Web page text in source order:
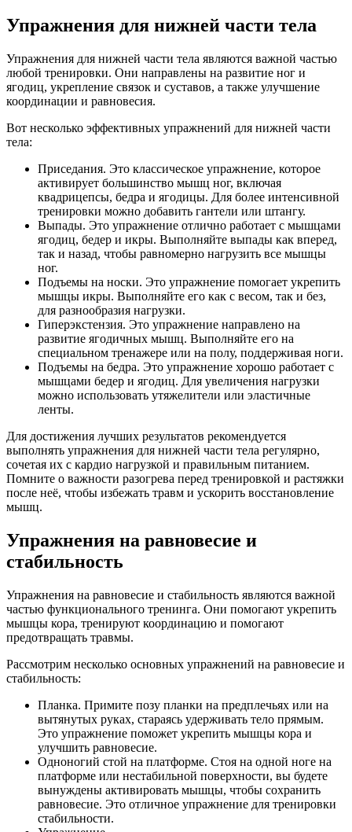
Упражнения для нижней части тела
Упражнения для нижней части тела являются важной частью
любой тренировки. Они направлены на развитие ног и
ягодиц, укрепление связок и суставов, а также улучшение
координации и равновесия.
Вот несколько эффективных упражнений для нижней части
тела:
Приседания. Это классическое упражнение, которое
активирует большинство мышц ног, включая
квадрицепсы, бедра и ягодицы. Для более интенсивной
тренировки можно добавить гантели или штангу.
Выпады. Это упражнение отлично работает с мышцами
ягодиц, бедер и икры. Выполняйте выпады как вперед,
так и назад, чтобы равномерно нагрузить все мышцы
ног.
Подъемы на носки. Это упражнение помогает укрепить
мышцы икры. Выполняйте его как с весом, так и без,
для разнообразия нагрузки.
Гиперэкстензия. Это упражнение направлено на
развитие ягодичных мышц. Выполняйте его на
специальном тренажере или на полу, поддерживая ноги.
Подъемы на бедра. Это упражнение хорошо работает с
мышцами бедер и ягодиц. Для увеличения нагрузки
можно использовать утяжелители или эластичные
ленты.
Для достижения лучших результатов рекомендуется
выполнять упражнения для нижней части тела регулярно,
сочетая их с кардио нагрузкой и правильным питанием.
Помните о важности разогрева перед тренировкой и растяжки
после неё, чтобы избежать травм и ускорить восстановление
мышц.
Упражнения на равновесие и
стабильность
Упражнения на равновесие и стабильность являются важной
частью функционального тренинга. Они помогают укрепить
мышцы кора, тренируют координацию и помогают
предотвращать травмы.
Рассмотрим несколько основных упражнений на равновесие и
стабильность:
Планка. Примите позу планки на предплечьях или на
вытянутых руках, стараясь удерживать тело прямым.
Это упражнение поможет укрепить мышцы кора и
улучшить равновесие.
Одноногий стой на платформе. Стоя на одной ноге на
платформе или нестабильной поверхности, вы будете
вынуждены активировать мышцы, чтобы сохранить
равновесие. Это отличное упражнение для тренировки
стабильности.